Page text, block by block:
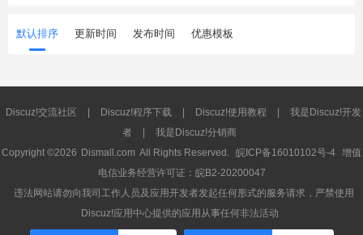
默认排序 更新时间 发布时间 优惠模板
Discuz!交流社区 Discuz!程序下载 Discuz!使用教程
我是Discuz!开发
者
我是Discuz!分销商
Copyright ©2026 Dismall.com All Rights Reserved. 皖ICP备16010102号-4 增值
电信业务经营许可证：皖B2-20200047
违法网站请勿向我司工作人员及应用开发者发起任何形式的服务请求，严禁使用
Discuz!应用中心提供的应用从事任何非法活动